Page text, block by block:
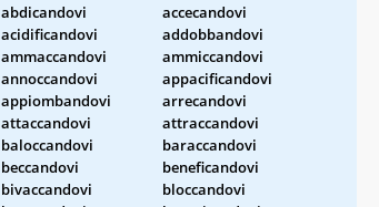
abdicandovi
accecandovi
acidificandovi
addobbandovi
ammaccandovi
ammiccandovi
annoccandovi
appacificandovi
appiombandovi
arrecandovi
attaccandovi
attraccandovi
baloccandovi
baraccandovi
beccandovi
beneficandovi
bivaccandovi
bloccandovi